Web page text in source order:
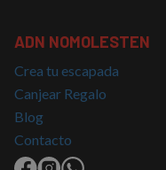
ADN NOMOLESTEN
Crea tu escapada
Canjear Regalo
Blog
Contacto
Cookies de
preferencias